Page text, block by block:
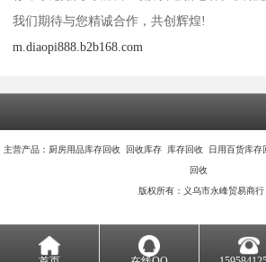
我们期待与您精诚合作，共创辉煌!
m.diaopi888.b2b168.com
主营产品：厨房用品库存回收 回收库存 库存回收 日用百货库
回收
版权所有：义乌市永峰贸易商行